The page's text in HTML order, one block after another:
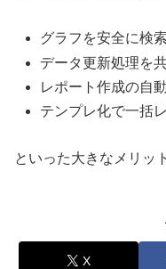
グラフを安全に検索
データ更新処理を
レポート作成の自
テンプレ化で一括
といった大きなメリッ
X